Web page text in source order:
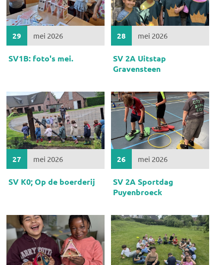
29 mei 2026
SV1B: foto's mei.
28 mei 2026
SV 2A Uitstap
Gravensteen
27 mei 2026
SV K0; Op de boerderij
26 mei 2026
SV 2A Sportdag
Puyenbroeck